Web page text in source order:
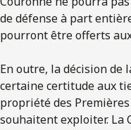
de défense à part
pourront être offerts
En outre, la décision de
certaine certitude aux
propriété des
souhaitent exploiter. La